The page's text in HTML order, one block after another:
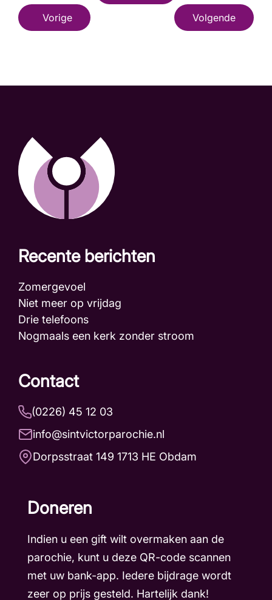
Vorige Volgende
Recente berichten
Zomergevoel
Niet meer op vrijdag
Drie telefoons
Nogmaals een kerk zonder stroom
Contact
(0226) 45 12 03
info@sintvictorparochie.nl
Dorpsstraat 149 1713 HE Obdam
Doneren
Indien u een gift wilt overmaken aan de
parochie, kunt u deze QR-code scannen
met uw bank-app. Iedere bijdrage wordt
zeer op prijs gesteld. Hartelijk dank!